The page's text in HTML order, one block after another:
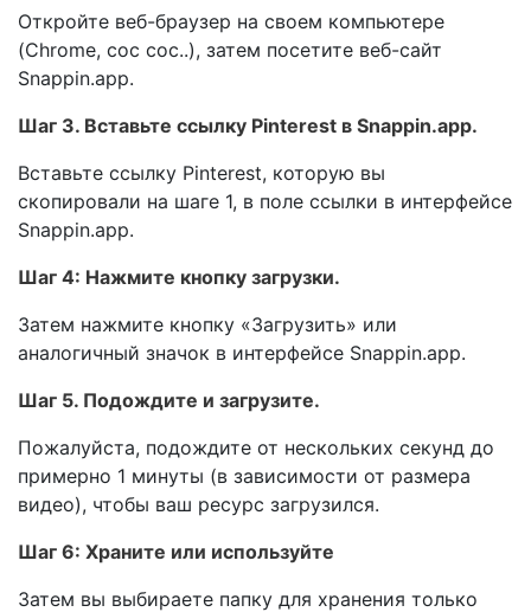
Откройте веб-браузер на своем компьютере
(Chrome, coc coc..), затем посетите веб-сайт
Snappin.app.
Шаг 3. Вставьте ссылку Pinterest в Snappin.app.
Вставьте ссылку Pinterest, которую вы
скопировали на шаге 1, в поле ссылки в интерфейсе
Snappin.app.
Шаг 4: Нажмите кнопку загрузки.
Затем нажмите кнопку «Загрузить» или
аналогичный значок в интерфейсе Snappin.app.
Шаг 5. Подождите и загрузите.
Пожалуйста, подождите от нескольких секунд до
примерно 1 минуты (в зависимости от размера
видео), чтобы ваш ресурс загрузился.
Шаг 6: Храните или используйте
Затем вы выбираете папку для хранения только